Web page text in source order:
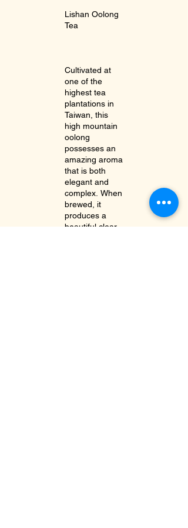
Lishan Oolong
Tea
Cultivated at
one of the
highest tea
plantations in
Taiwan, this
high mountain
oolong
possesses an
amazing aroma
that is both
elegant and
complex. When
brewed, it
produces a
beautiful clear